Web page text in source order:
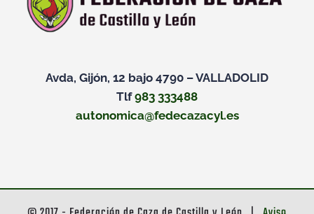
Avda, Gijón, 12 bajo 4790 – VALLADOLID
Tlf983 333488
autonomica@fedecazacyl.es